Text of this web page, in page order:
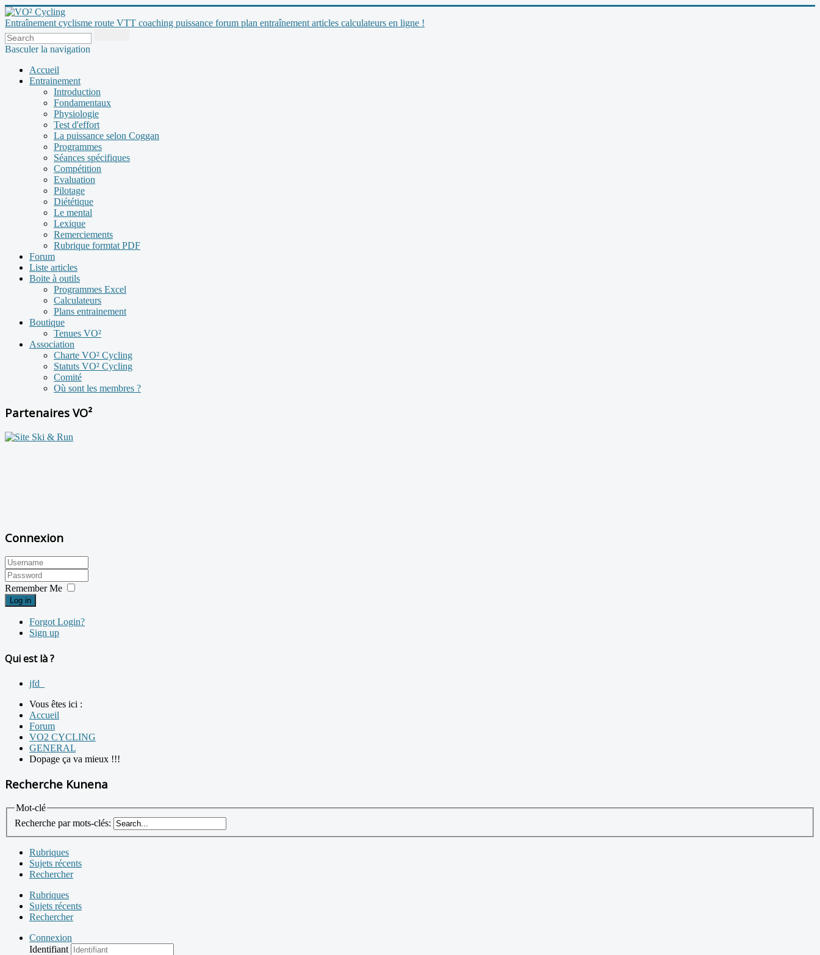
Entraînement cyclisme route VTT coaching puissance forum plan entraînement articles calculateurs en ligne !
Basculer la navigation
Accueil
Entrainement
Introduction
Fondamentaux
Physiologie
Test d'effort
La puissance selon Coggan
Programmes
Séances spécifiques
Compétition
Evaluation
Pilotage
Diététique
Le mental
Lexique
Remerciements
Rubrique formtat PDF
Forum
Liste articles
Boite à outils
Programmes Excel
Calculateurs
Plans entrainement
Boutique
Tenues VO²
Association
Charte VO² Cycling
Statuts VO² Cycling
Comité
Où sont les membres ?
Partenaires VO²
Connexion
Remember Me
Log in
Forgot Login?
Sign up
Qui est là ?
jfd_
Vous êtes ici :
Accueil
Forum
VO2 CYCLING
GENERAL
Dopage ça va mieux !!!
Recherche Kunena
Mot-clé
Recherche par mots-clés:
Rubriques
Sujets récents
Rechercher
Rubriques
Sujets récents
Rechercher
Connexion
Identifiant